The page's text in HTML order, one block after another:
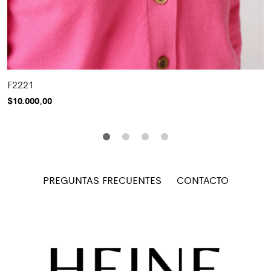
F2221
$10.000,00
PREGUNTAS FRECUENTES CONTACTO